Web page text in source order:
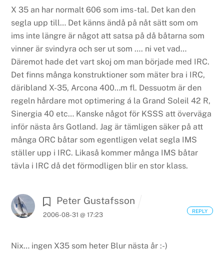
X 35 an har normalt 606 som ims-tal. Det kan den
segla upp till… Det känns ändå på nåt sätt som om
ims inte längre är något att satsa på då båtarna som
vinner är svindyra och ser ut som …. ni vet vad…
Däremot hade det vart skoj om man började med IRC.
Det finns många konstruktioner som mäter bra i IRC,
däribland X-35, Arcona 400…m fl. Dessuotm är den
regeln hårdare mot optimering á la Grand Soleil 42 R,
Sinergia 40 etc… Kanske något för KSSS att överväga
inför nästa års Gotland. Jag är tämligen säker på att
många ORC båtar som egentligen velat segla IMS
ställer upp i IRC. Likaså kommer många IMS båtar
tävla i IRC då det förmodligen blir en stor klass.
Peter Gustafsson
2006-08-31 @ 17:23
Nix… ingen X35 som heter Blur nästa år :-)
REPLY